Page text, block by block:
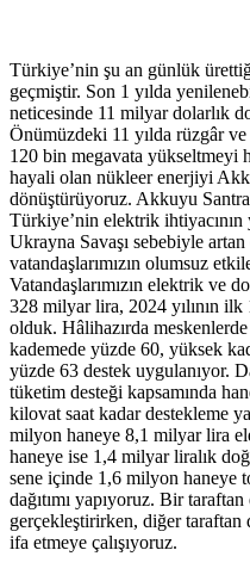
Türkiye’nin şu an günlük
geçmiştir. Son 1 yılda
neticesinde 11 milyar dolarlık
Önümüzdeki 11 yılda rüzgâr
120 bin megavata yükseltmeyi
hayali olan nükleer enerjiyi
dönüştürüyoruz. Akkuyu
Türkiye’nin elektrik
Ukrayna Savaşı sebebiyle
vatandaşlarımızın olumsuz
Vatandaşlarımızın elektrik ve
328 milyar lira, 2024 yılının
olduk. Hâlihazırda
kademede yüzde 60, yüksek
yüzde 63 destek uygulanıyor.
tüketim desteği kapsamında
kilovat saat kadar destekleme
milyon haneye 8,1 milyar lira
haneye ise 1,4 milyar liralık
sene içinde 1,6 milyon haneye
dağıtımı yapıyoruz. Bir
gerçekleştirirken, diğer taraftan
ifa etmeye çalışıyoruz.